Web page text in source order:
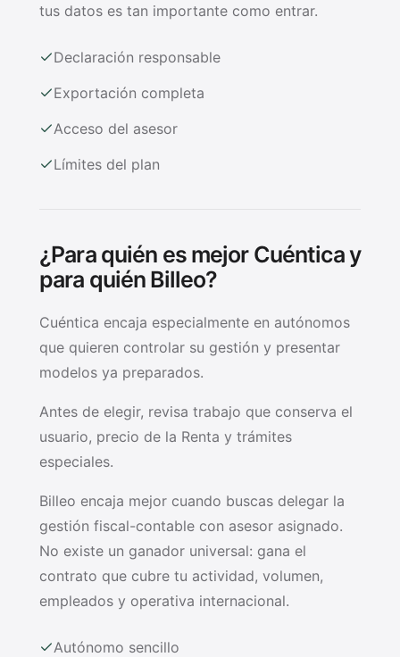
tus datos es tan importante como entrar.
Declaración responsable
Exportación completa
Acceso del asesor
Límites del plan
¿Para quién es mejor Cuéntica y
para quién Billeo?
Cuéntica encaja especialmente en autónomos
que quieren controlar su gestión y presentar
modelos ya preparados.
Antes de elegir, revisa trabajo que conserva el
usuario, precio de la Renta y trámites
especiales.
Billeo encaja mejor cuando buscas delegar la
gestión fiscal-contable con asesor asignado.
No existe un ganador universal: gana el
contrato que cubre tu actividad, volumen,
empleados y operativa internacional.
Autónomo sencillo